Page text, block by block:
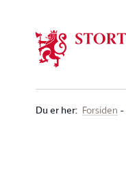
Du er her: Forsiden